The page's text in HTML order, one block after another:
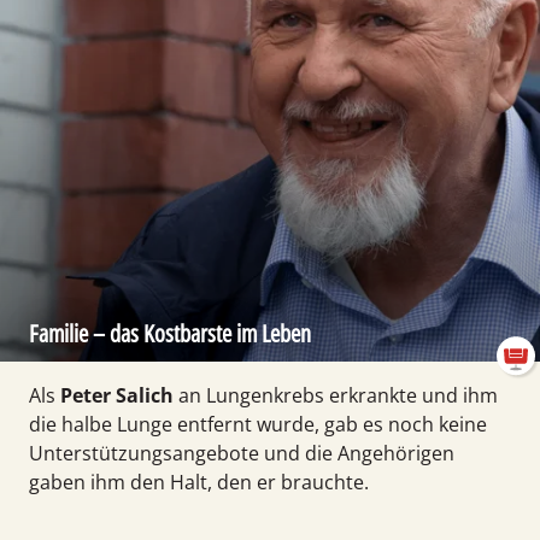
Familie – das Kostbarste im Leben
Als Peter Salich an Lungen­krebs erkrankte und ihm
die halbe Lunge entfernt wurde, gab es noch keine
Unter­stützungs­angebote und die Ange­hörigen
gaben ihm den Halt, den er brauchte.